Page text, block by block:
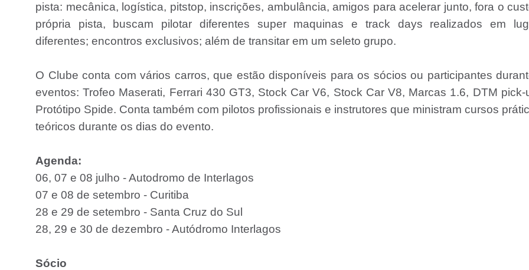
pista: mecânica, logística, pitstop, inscrições, ambulância, amigos para acelerar junto, fora o
própria pista, buscam pilotar diferentes super maquinas e track days realizados em
diferentes; encontros exclusivos; além de transitar em um seleto grupo.
O Clube conta com vários carros, que estão disponíveis para os sócios ou participantes
eventos: Trofeo Maserati, Ferrari 430 GT3, Stock Car V6, Stock Car V8, Marcas 1.6, DTM pick-
Protótipo Spide. Conta também com pilotos profissionais e instrutores que ministram cursos
teóricos durante os dias do evento.
Agenda:
06, 07 e 08 julho - Autodromo de Interlagos
07 e 08 de setembro - Curitiba
28 e 29 de setembro - Santa Cruz do Sul
28, 29 e 30 de dezembro - Autódromo Interlagos
Sócio